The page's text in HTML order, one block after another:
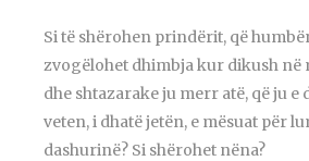
Si të shërohen prindërit, që
zvogëlohet dhimbja kur dikush në
dhe shtazarake ju merr atë, që ju e
veten, i dhatë jetën, e mësuat për
dashurinë? Si shërohet nëna?